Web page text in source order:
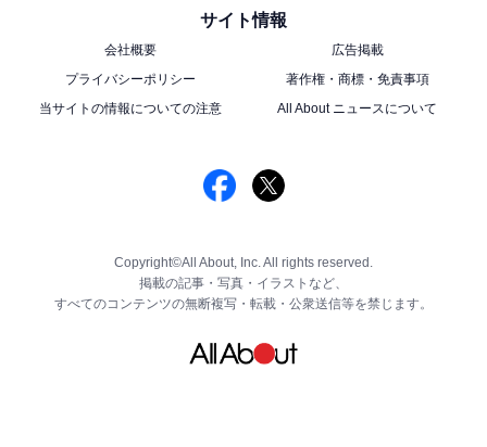
サイト情報
会社概要
広告掲載
プライバシーポリシー
著作権・商標・免責事項
当サイトの情報についての注意
All About ニュースについて
Copyright©All About, Inc. All rights reserved.
掲載の記事・写真・イラストなど、
すべてのコンテンツの無断複写・転載・公衆送信等を禁じます。